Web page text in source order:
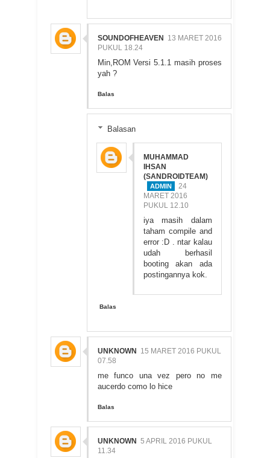
SOUNDOFHEAVEN
13 MARET 2016
PUKUL 18.24
Min,ROM Versi 5.1.1 masih proses
yah ?
Balas
Balasan
MUHAMMAD
IHSAN
(SANDROIDTEAM)
24
MARET 2016
PUKUL 12.10
iya masih dalam
taham compile and
error :D . ntar kalau
udah berhasil
booting akan ada
postingannya kok.
Balas
UNKNOWN
15 MARET 2016 PUKUL
07.58
me funco una vez pero no me
aucerdo como lo hice
Balas
UNKNOWN 5 APRIL 2016 PUKUL
11.34